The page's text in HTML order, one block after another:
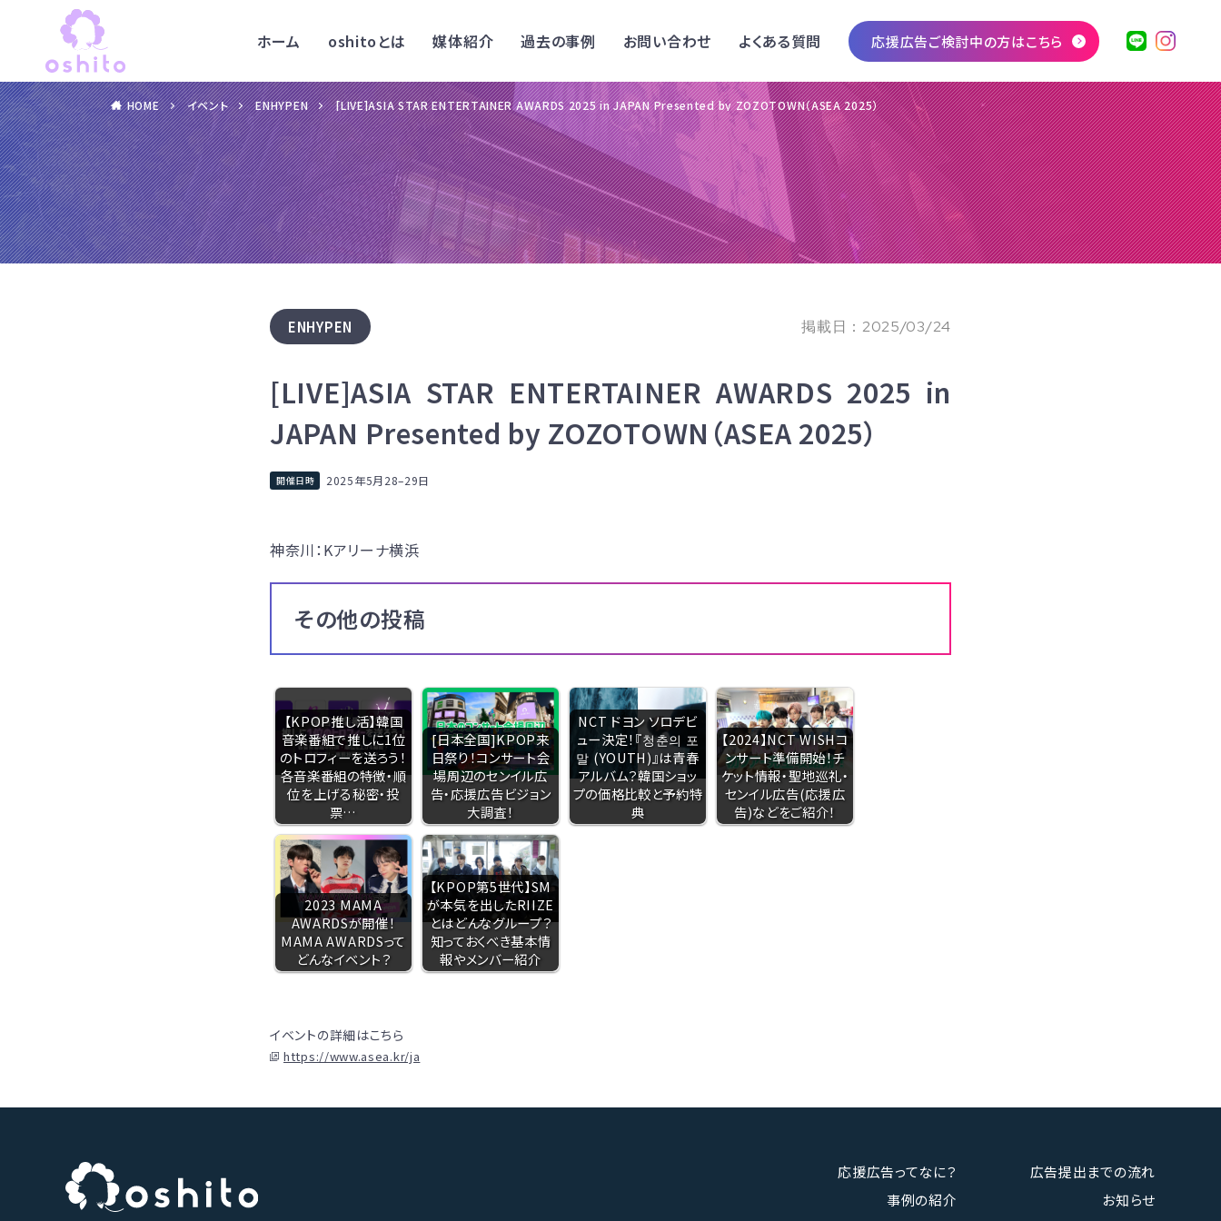
ホーム oshitoとは 媒体紹介 過去の事例 お問い合わせ よくある質問 応援広告ご検討中の方はこちら
HOME イベント ENHYPEN [LIVE]ASIA STAR ENTERTAINER AWARDS 2025 in JAPAN Presented by ZOZOTOWN（ASEA 2025）
ENHYPEN 掲載日：2025/03/24
[LIVE]ASIA STAR ENTERTAINER AWARDS 2025 in
JAPAN Presented by ZOZOTOWN（ASEA 2025）
2025年5月28–29日
神奈川：Kアリーナ横浜
その他の投稿
【KPOP推し活】韓国
音楽番組で推しに1位
のトロフィーを送ろう！
各音楽番組の特徴・順
位を上げる秘密・投
票…
[日本全国]KPOP来
日祭り！コンサート会
場周辺のセンイル広
告・応援広告ビジョン
大調査！
NCT ドヨン ソロデビ
ュー決定！『청춘의 포
말 (YOUTH)』は青春
アルバム？韓国ショッ
プの価格比較と予約特
典
【2024】NCT WISHコ
ンサート準備開始！チ
ケット情報・聖地巡礼・
センイル広告(応援広
告)などをご紹介！
2023 MAMA
AWARDSが開催！
MAMA AWARDSって
どんなイベント？
【KPOP第5世代】SM
が本気を出したRIIZE
とはどんなグループ？
知っておくべき基本情
報やメンバー紹介
イベントの詳細はこちら
https://www.asea.kr/ja
応援広告ってなに？
広告提出までの流れ
事例の紹介
お知らせ